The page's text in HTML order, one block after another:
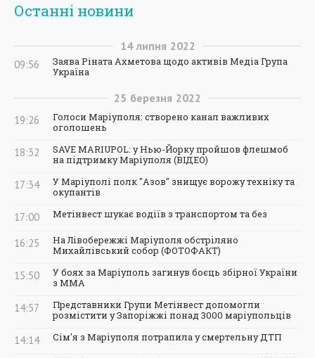
Останні новини
14 липня 2022
09:56
Заява Ріната Ахметова щодо активів Медіа Група
Україна
25 березня 2022
19:26
Голоси Маріуполя: створено канал важливих
оголошень
18:32
SAVE MARIUPOL: у Нью-Йорку пройшов флешмоб
на підтримку Маріуполя (ВІДЕО)
17:34
У Маріуполі полк "Азов" знищує ворожу техніку та
окупантів
17:00 Метінвест шукає водіїв з транспортом та без
16:25
На Лівобережжі Маріуполя обстріляно
Михайлівський собор (ФОТОФАКТ)
15:50
У боях за Маріуполь загинув боєць збірної України
з ММА
14:57
Представники Групи Метінвест допомогли
розмістити у Запоріжжі понад 3000 маріупольців
14:14 Сім'я з Маріуполя потрапила у смертельну ДТП